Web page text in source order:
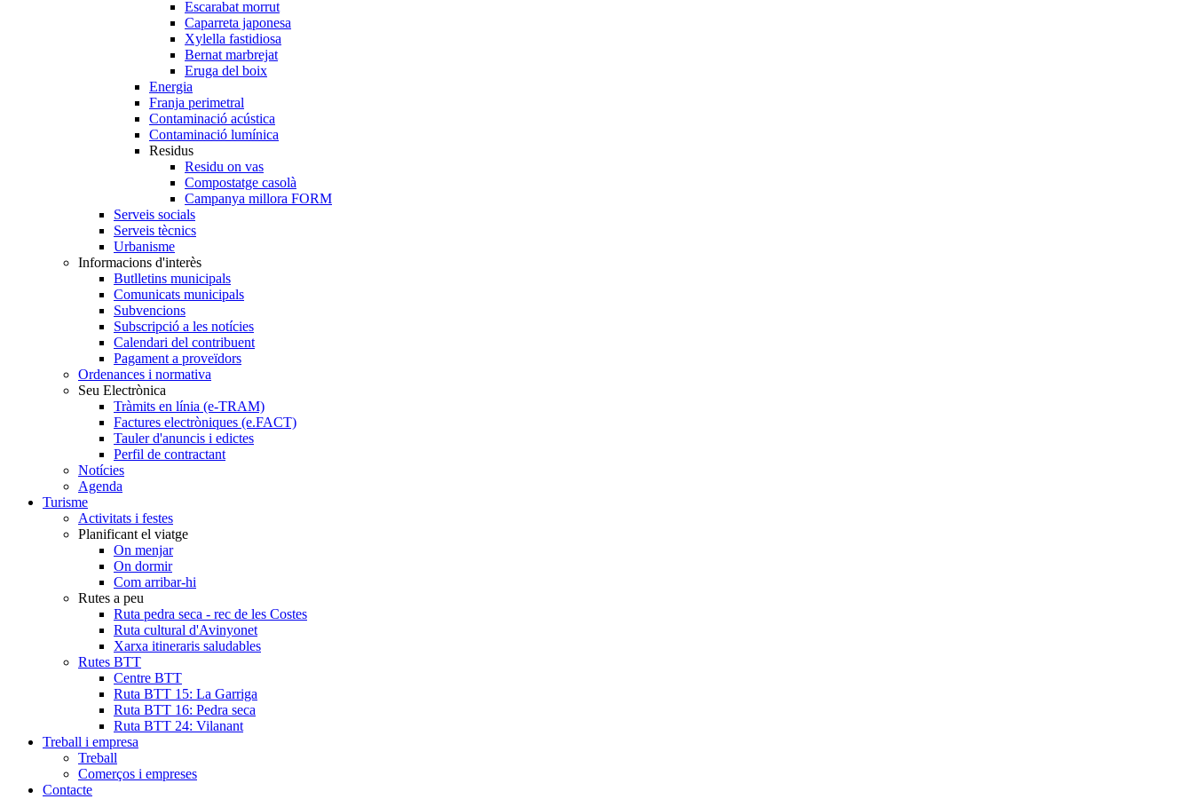
Escarabat morrut
Caparreta japonesa
Xylella fastidiosa
Bernat marbrejat
Eruga del boix
Energia
Franja perimetral
Contaminació acústica
Contaminació lumínica
Residus
Residu on vas
Compostatge casolà
Campanya millora FORM
Serveis socials
Serveis tècnics
Urbanisme
Informacions d'interès
Butlletins municipals
Comunicats municipals
Subvencions
Subscripció a les notícies
Calendari del contribuent
Pagament a proveïdors
Ordenances i normativa
Seu Electrònica
Tràmits en línia (e-TRAM)
Factures electròniques (e.FACT)
Tauler d'anuncis i edictes
Perfil de contractant
Notícies
Agenda
Turisme
Activitats i festes
Planificant el viatge
On menjar
On dormir
Com arribar-hi
Rutes a peu
Ruta pedra seca - rec de les Costes
Ruta cultural d'Avinyonet
Xarxa itineraris saludables
Rutes BTT
Centre BTT
Ruta BTT 15: La Garriga
Ruta BTT 16: Pedra seca
Ruta BTT 24: Vilanant
Treball i empresa
Treball
Comerços i empreses
Contacte